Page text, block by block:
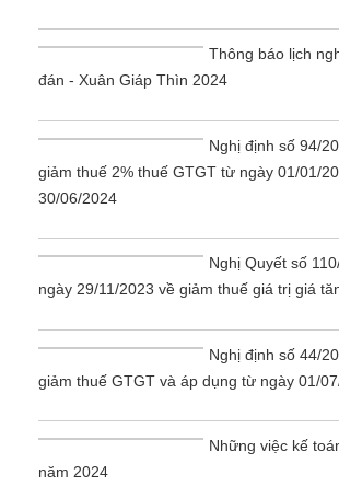
Thông báo lịch
đán - Xuân Giáp Thìn 2024
Nghị định số 94/
giảm thuế 2% thuế GTGT từ ngày 01/01/
30/06/2024
Nghị Quyết số
ngày 29/11/2023 về giảm thuế giá trị giá
Nghị định số 44/
giảm thuế GTGT và áp dụng từ ngày 01/
Những việc kế
năm 2024